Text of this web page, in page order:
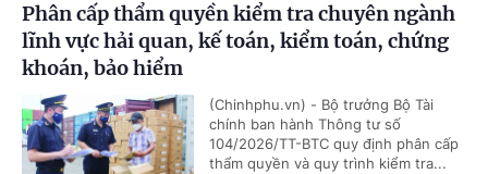
Phân cấp thẩm quyền kiểm tra chuyên ngành
lĩnh vực hải quan, kế toán, kiểm toán, chứng
khoán, bảo hiểm
(Chinhphu.vn) - Bộ trưởng Bộ Tài
chính ban hành Thông tư số
104/2026/TT-BTC quy định phân cấp
thẩm quyền và quy trình kiểm tra...